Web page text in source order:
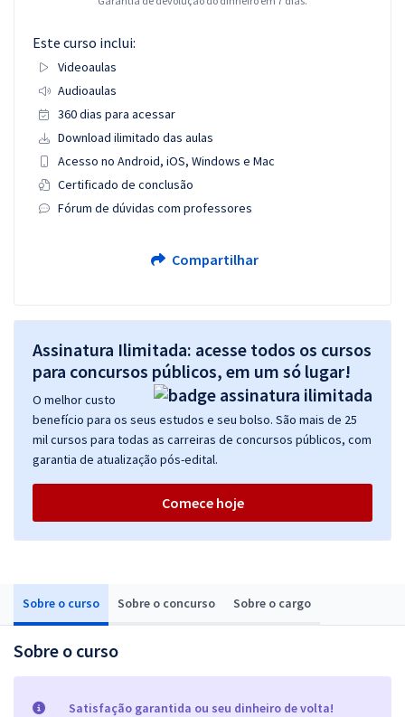
Sobre o curso Sobre o concurso Sobre o cargo
Sobre o curso
Satisfação garantida ou seu dinheiro de volta!
Este curso inclui:
Videoaulas
Audioaulas
360 dias para acessar
Download ilimitado das aulas
Acesso no Android, iOS, Windows e Mac
Certificado de conclusão
Fórum de dúvidas com professores
Compartilhar
Assinatura Ilimitada: acesse todos os cursos
para concursos públicos, em um só lugar!
O melhor custo
benefício para os seus estudos e seu bolso. São mais de 25
mil cursos para todas as carreiras de concursos públicos, com
garantia de atualização pós-edital.
Comece hoje